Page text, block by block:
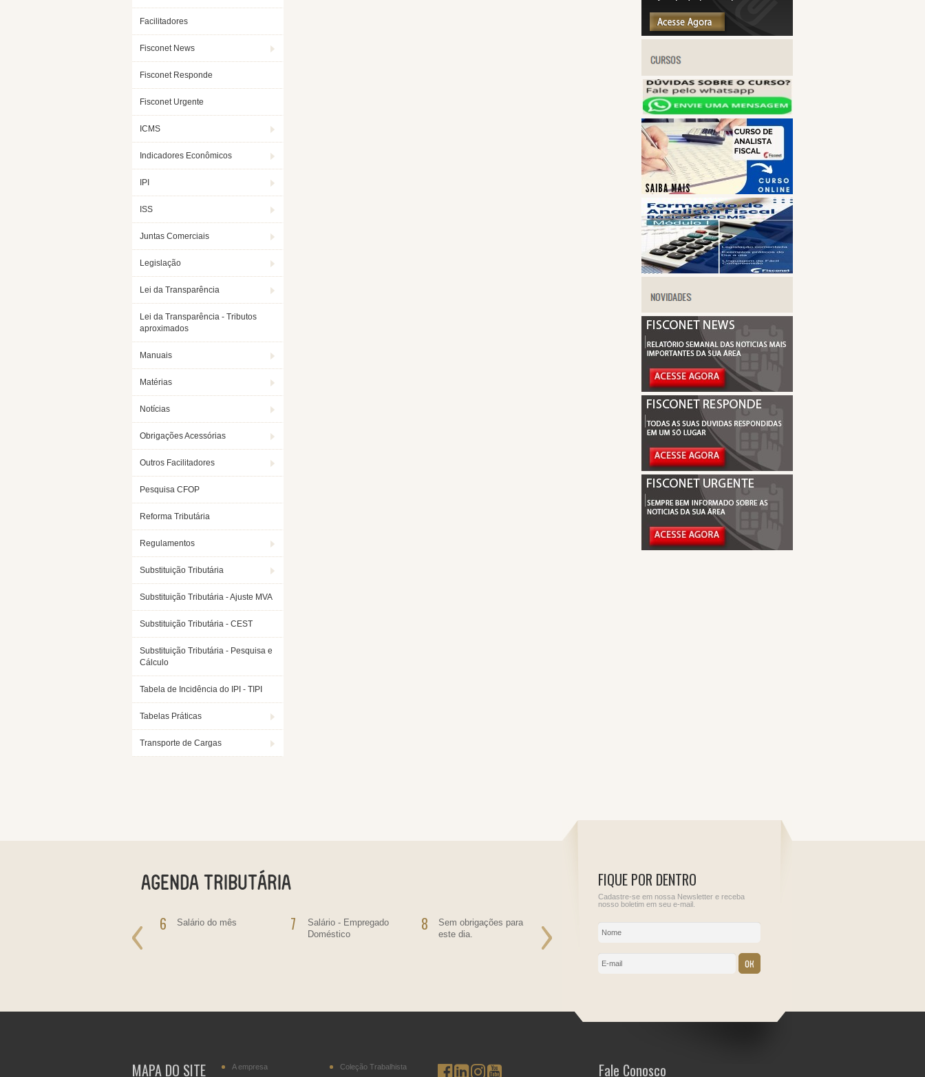
Facilitadores
Fisconet News
Fisconet Responde
Fisconet Urgente
ICMS
Indicadores Econômicos
IPI
ISS
Juntas Comerciais
Legislação
Lei da Transparência
Lei da Transparência - Tributos
aproximados
Manuais
Matérias
Notícias
Obrigações Acessórias
Outros Facilitadores
Pesquisa CFOP
Reforma Tributária
Regulamentos
Substituição Tributária
Substituição Tributária - Ajuste MVA
Substituição Tributária - CEST
Substituição Tributária - Pesquisa e
Cálculo
Tabela de Incidência do IPI - TIPI
Tabelas Práticas
Transporte de Cargas
Operações Financeiras
Próprio, Prêmios, Multas
6 Salário do mês 7
Salário - Empregado
Doméstico
8
Sem obrigações para
este dia.
Sem obrigações para
este dia.
Informe de Rendimentos
IRRF - Juros de
contratante de
FIQUE POR DENTRO
Cadastre-se em nossa Newsletter e receba
nosso boletim em seu e-mail.
MAPA DO SITE A empresa Coleção Trabalhista Fale Conosco